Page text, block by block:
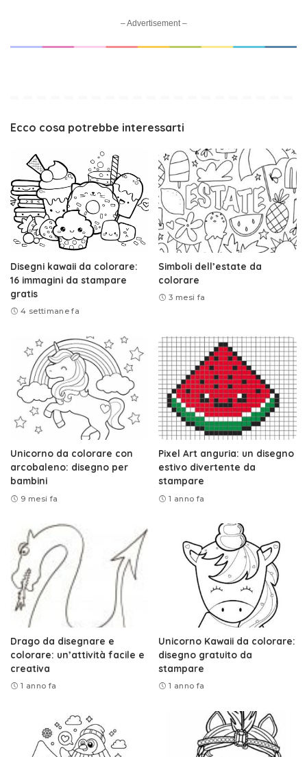
– Advertisement –
Ecco cosa potrebbe interessarti
Disegni kawaii da colorare:
16 immagini da stampare
gratis
4 settimane fa
Simboli dell’estate da
colorare
3 mesi fa
Unicorno da colorare con
arcobaleno: disegno per
bambini
9 mesi fa
Pixel Art anguria: un disegno
estivo divertente da
stampare
1 anno fa
Drago da disegnare e
colorare: un’attività facile e
creativa
1 anno fa
Unicorno Kawaii da colorare:
disegno gratuito da
stampare
1 anno fa